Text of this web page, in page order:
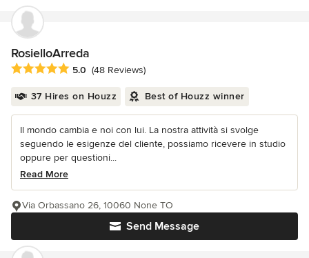
RosielloArreda
Average rating: 5 out of 5 stars
5.0 (48 Reviews)
37 Hires on Houzz Best of Houzz winner
Il mondo cambia e noi con lui. La nostra attività si svolge
seguendo le esigenze del cliente, possiamo ricevere in studio
oppure per questioni...
Read More
Send Message
Via Orbassano 26, 10060 None TO